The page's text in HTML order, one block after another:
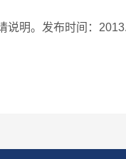
明。发布时间：